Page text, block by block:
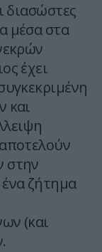
διασώστες
μέσα στα
έχει
και
στην
ζήτημα
(και